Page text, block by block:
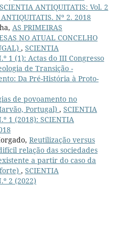
SCIENTIA ANTIQUITATIS: Vol. 2
Nº 2. 2018
AS PRIMEIRAS
NO ATUAL CONCELHO
, SCIENTIA
1 (1): Actas do III Congresso
de Transição -
Da Pré-História à Proto-
de povoamento no
Portugal) , SCIENTIA
1 (2018): SCIENTIA
Reutilização versus
relação das sociedades
a partir do caso da
, SCIENTIA
2 (2022)